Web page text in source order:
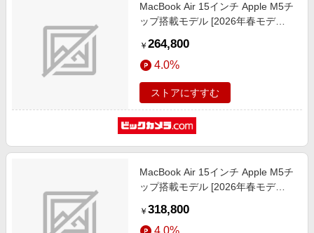
生活・お役立ち
金融・マネー・保険
デジタルコンテンツ
Apple公式サイト×楽天カード分割払い
Qoo10メガポ
Samsung ボーナスキャンペーン
1.5% 1.0%
MacBook Air 15インチ Apple M5チ
ップ搭載モデル [2026年春モデ
CPUと10コアGPU] スカイブルー
MDVQ4J/A
￥ 264,800
4.0%
ストアにすすむ
MacBook Air 15インチ Apple M5チ
ップ搭載モデル [2026年春モデ
CPUと10コアGPU] スカイブルー
￥ 318,800
4.0%